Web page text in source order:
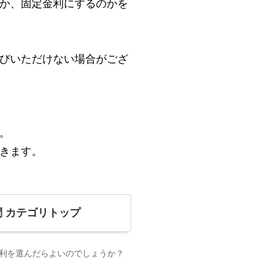
、固定金利にするのかを
いただけない場合がござ
ます。
カテゴリトップ
を選んだらよいのでしょうか？